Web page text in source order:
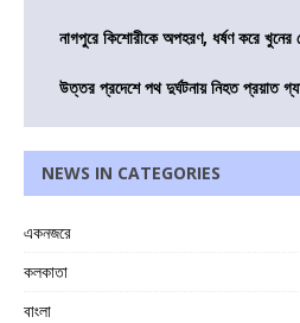
নাগপুরে কিশোরীকে অপহরণ, ধর্ষণ করে খুনের
উত্তর প্রদেশে পথ দুর্ঘটনায় নিহত প্রয়াত
NEWS IN CATEGORIES
একনজরে
কলকাতা
বাংলা